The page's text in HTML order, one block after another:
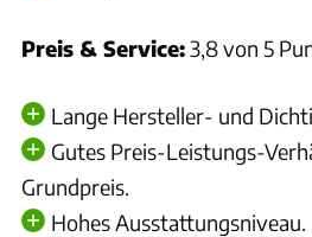
Preis & Service:3,8 von 5
Lange Hersteller- und
Gutes Preis-Leistungs-
Grundpreis.
Hohes Ausstattungsniveau.